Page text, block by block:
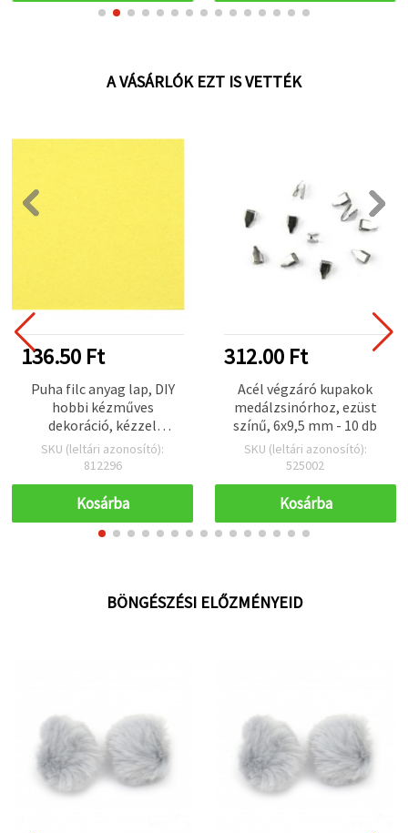
A VÁSÁRLÓK EZT IS VETTÉK
136.50 Ft
Puha filc anyag lap, DIY
hobbi kézműves
dekoráció, kézzel
készített, 2 mm, A4 20x30
cm, pasztell sárga - 1 db
SKU (leltári azonosító):
812296
Kosárba
312.00 Ft
Acél végzáró kupakok
medálzsinórhoz, ezüst
színű, 6x9,5 mm - 10 db
SKU (leltári azonosító):
525002
Kosárba
BÖNGÉSZÉSI ELŐZMÉNYEID